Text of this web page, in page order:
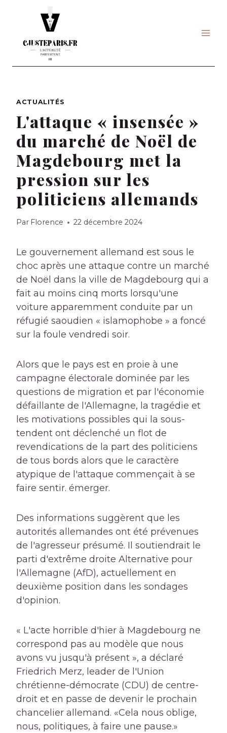
ACTUALITÉS
L'attaque « insensée »
du marché de Noël de
Magdebourg met la
pression sur les
politiciens allemands
Par Florence 22 décembre 2024
Le gouvernement allemand est sous le
choc après une attaque contre un marché
de Noël dans la ville de Magdebourg qui a
fait au moins cinq morts lorsqu'une
voiture apparemment conduite par un
réfugié saoudien « islamophobe » a foncé
sur la foule vendredi soir.
Alors que le pays est en proie à une
campagne électorale dominée par les
questions de migration et par l'économie
défaillante de l'Allemagne, la tragédie et
les motivations possibles qui la sous-
tendent ont déclenché un flot de
revendications de la part des politiciens
de tous bords alors que le caractère
atypique de l'attaque commençait à se
faire sentir. émerger.
Des informations suggèrent que les
autorités allemandes ont été prévenues
de l'agresseur présumé. Il soutiendrait le
parti d'extrême droite Alternative pour
l'Allemagne (AfD), actuellement en
deuxième position dans les sondages
d'opinion.
« L'acte horrible d'hier à Magdebourg ne
correspond pas au modèle que nous
avons vu jusqu'à présent », a déclaré
Friedrich Merz, leader de l'Union
chrétienne-démocrate (CDU) de centre-
droit et en passe de devenir le prochain
chancelier allemand. «Cela nous oblige,
nous, politiques, à faire une pause.»